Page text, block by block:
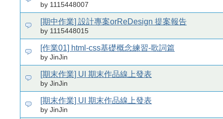
by 1115448007
[期中作業] 設計專案orReDesign 提案報告
by 1115448015
[作業01] html-css基礎概念練習-歌詞篇
by JinJin
[期末作業] UI 期末作品線上發表
by JinJin
[期末作業] UI 期末作品線上發表
by JinJin